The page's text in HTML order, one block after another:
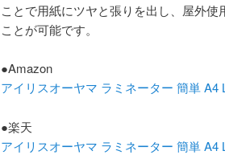
ことで用紙にツヤと張りを出し、屋外
ことが可能です。
●Amazon
アイリスオーヤマ ラミネーター 簡単 A4
●楽天
アイリスオーヤマ ラミネーター 簡単 A4